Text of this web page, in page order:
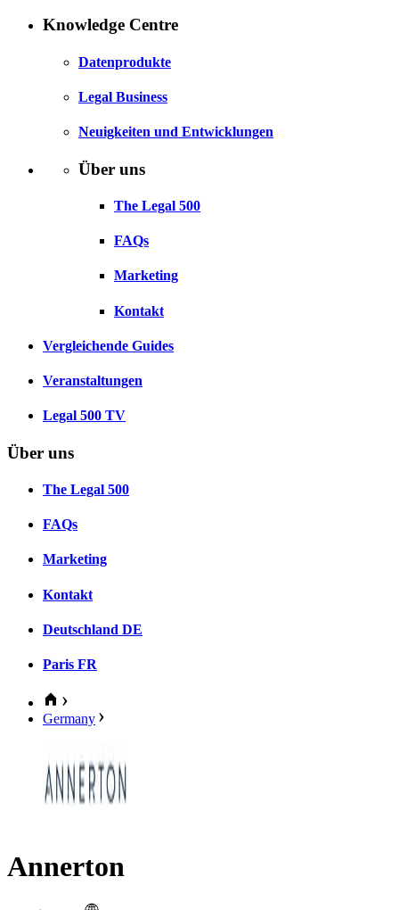
Knowledge Centre
Datenprodukte
Legal Business
Neuigkeiten und Entwicklungen
Über uns
The Legal 500
FAQs
Marketing
Kontakt
Vergleichende Guides
Veranstaltungen
Legal 500 TV
Über uns
The Legal 500
FAQs
Marketing
Kontakt
Deutschland DE
Paris FR
Germany
Annerton